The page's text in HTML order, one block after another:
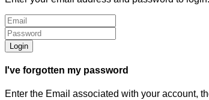
Login
I've forgotten my password
Enter the Email associated with your account,